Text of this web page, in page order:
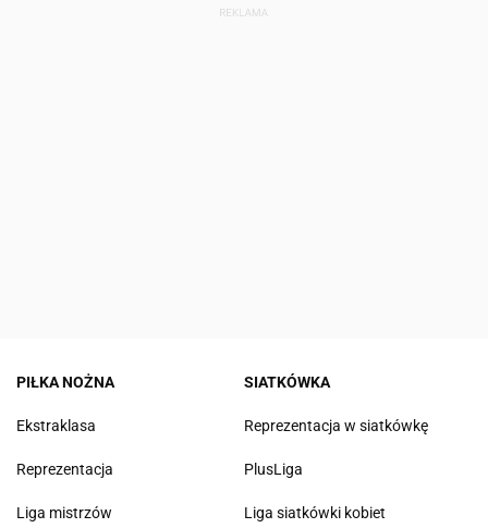
PIŁKA NOŻNA
Ekstraklasa
Reprezentacja
Liga mistrzów
SIATKÓWKA
Reprezentacja w siatkówkę
PlusLiga
Liga siatkówki kobiet